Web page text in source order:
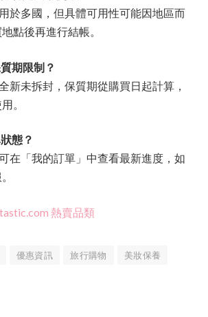
於多國，但具體可用性可能因地區而
點後再進行結帳。
期限制？
新未拆封，保質期從購買日起計算，
。
態？
在「我的訂單」中查看最新進度，如
熱賣品類
優惠資訊 旅行購物
美妝保養